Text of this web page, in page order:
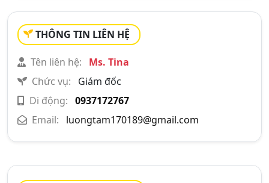
THÔNG TIN LIÊN HỆ
Tên liên hệ:
Ms. Tina
Chức vụ:
Giám đốc
Di động: 0937172767
Email:
luongtam170189@gmail.com